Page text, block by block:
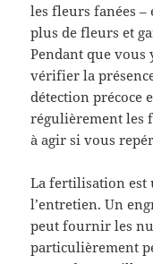
les fleurs fanées –
plus de fleurs et
Pendant que vous
vérifier la
détection précoce
régulièrement les
à agir si vous
La fertilisation est
l’entretien. Un
peut fournir les
particulièrement